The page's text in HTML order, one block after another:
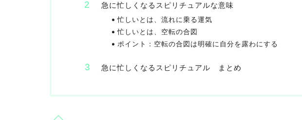
急に忙しくなるスピリチュアルな意味
忙しいとは、流れに乗る運気
忙しいとは、空転の合図
ポイント：空転の合図は明確に自分を露わにする
急に忙しくなるスピリチュアル まとめ